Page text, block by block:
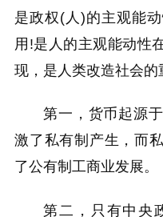
是政权(人)的主观能
用!是人的主观能动性
现，是人类改造社会的
第一，货币起源
激了私有制产生，而
了公有制工商业发展。
第二，只有中央